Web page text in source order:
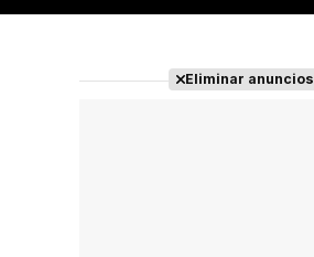
Eliminar anuncios